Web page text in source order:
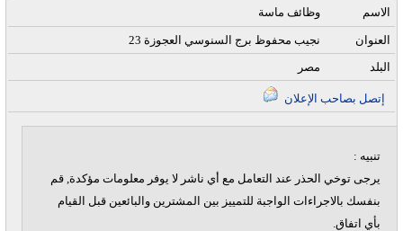
وظائف ماسة الاسم
23 نجيب محفوظ برج السنوسي العجوزة
العنوان
مصر
البلد
تنبيه :
يرجى توخي الحذر عند التعامل مع أي ناشر لا يوفر معلومات مؤكدة, قم
بنفسك بالاجراءات الواجبة للتمييز بين المشترين والبائعين قبل القيام
بأي اتفاق.